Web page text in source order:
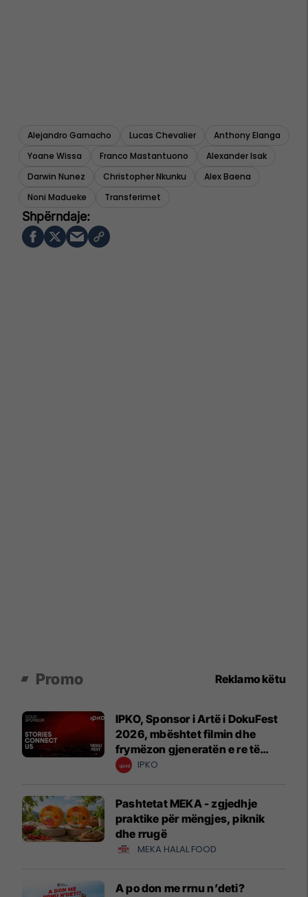
Alejandro Garnacho Lucas Chevalier
Anthony Elanga
Yoane Wissa
Franco Mastantuono
Alexander Isak
Darwin Nunez
Christopher Nkunku
Alex Baena
Noni Madueke
Transferimet
Promo Reklamo këtu
IPKO, Sponsor i Artë i DokuFest
2026, mbështet filmin dhe
frymëzon gjeneratën e re të
krijuesve
IPKO
Pashtetat MEKA - zgjedhje
praktike për mëngjes, piknik
dhe rrugë
MEKA HALAL FOOD
A po don me rrnu n’deti?